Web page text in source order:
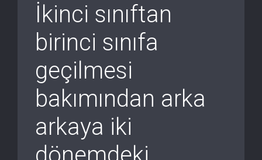
İkinci sınıftan
birinci sınıfa
geçilmesi
bakımından arka
arkaya iki